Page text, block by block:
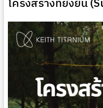
โครงสร้างที่ยั่งยืน